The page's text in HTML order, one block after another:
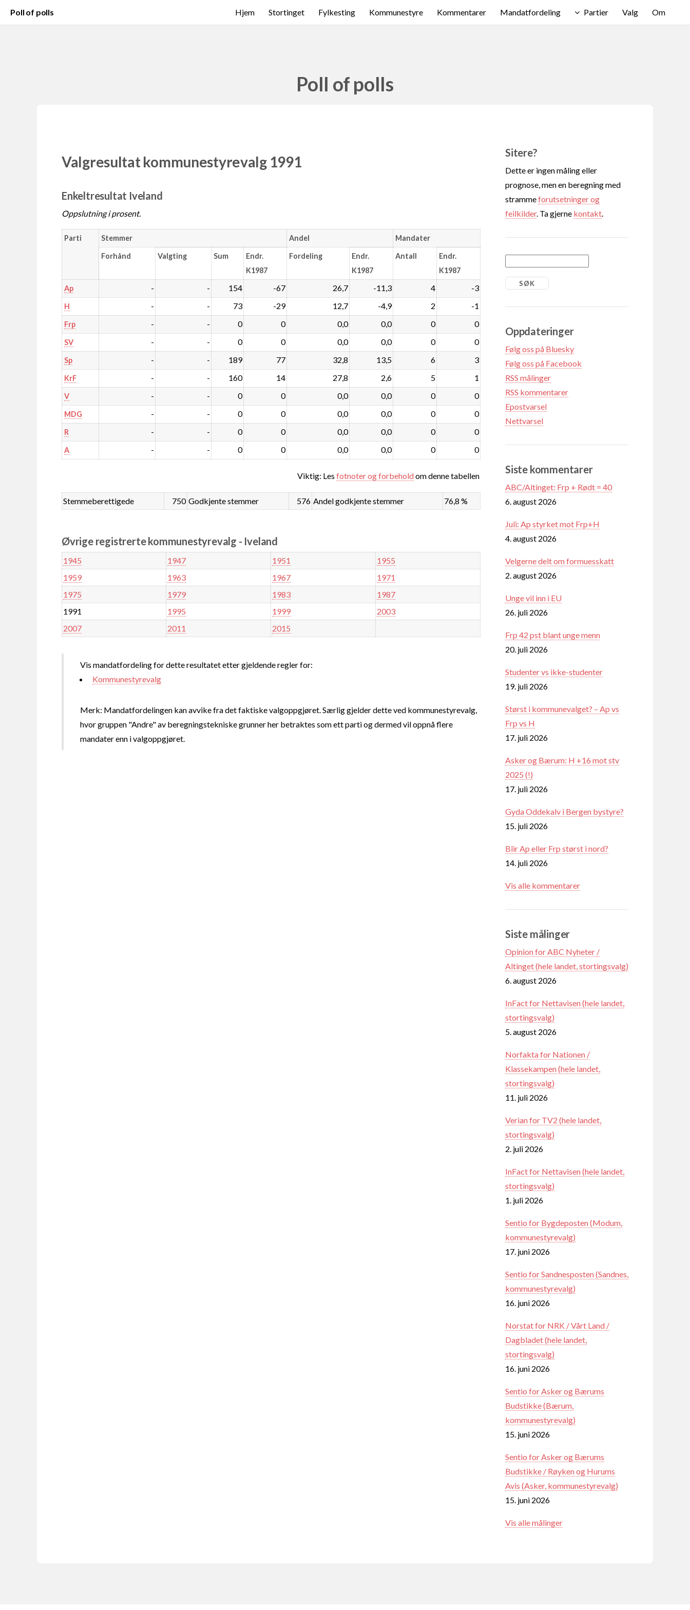
Poll of polls Hjem Stortinget Fylkesting Kommunestyre Kommentarer Mandatfordeling Partier Valg Om
Poll of polls
Valgresultat kommunestyrevalg 1991
Enkeltresultat Iveland
Oppslutning i prosent.
Parti Stemmer Andel Mandater
Forhånd Valgting Sum
Endr.
K1987
Fordeling
Endr.
K1987
Antall
Endr.
K1987
Ap - - 154 -67 26,7 -11,3 4 -3
H - - 73 -29 12,7 -4,9 2 -1
Frp - - 0 0 0,0 0,0 0 0
SV - - 0 0 0,0 0,0 0 0
Sp - - 189 77 32,8 13,5 6 3
KrF - - 160 14 27,8 2,6 5 1
V - - 0 0 0,0 0,0 0 0
MDG - - 0 0 0,0 0,0 0 0
R - - 0 0 0,0 0,0 0 0
A - - 0 0 0,0 0,0 0 0
Viktig: Les fotnoter og forbeholdom denne tabellen
Stemmeberettigede 750 Godkjente stemmer 576 Andel godkjente stemmer 76,8 %
Øvrige registrerte kommunestyrevalg - Iveland
1945 1947 1951
1955
1959
1963 1967
1971
1975
1979 1983
1987
1991
1995 1999
2003
2007
2011 2015
Vis mandatfordeling for dette resultatet etter gjeldende regler for:
Kommunestyrevalg
Merk: Mandatfordelingen kan avvike fra det faktiske valgoppgjøret. Særlig gjelder dette ved kommunestyrevalg,
hvor gruppen "Andre" av beregningstekniske grunner her betraktes som ett parti og dermed vil oppnå flere
mandater enn i valgoppgjøret.
Sitere?
Dette er ingen måling eller
prognose, men en beregning med
strammeforutsetninger og
feilkilder. Ta gjerne kontakt
Oppdateringer
Følg oss på Bluesky
Følg oss på Facebook
RSS målinger
RSS kommentarer
Epostvarsel
Nettvarsel
Siste kommentarer
ABC/Altinget: Frp + Rødt = 40
6. august 2026
Juli: Ap styrket mot Frp+H
4. august 2026
Velgerne delt om formuesskatt
2. august 2026
Unge vil inn i EU
26. juli 2026
Frp 42 pst blant unge menn
20. juli 2026
Studenter vs ikke-studenter
19. juli 2026
Størst i kommunevalget? – Ap vs
Frp vs H
17. juli 2026
Asker og Bærum: H +16 mot stv
2025 (!)
17. juli 2026
Gyda Oddekalv i Bergen bystyre?
15. juli 2026
Blir Ap eller Frp størst i nord?
14. juli 2026
Vis alle kommentarer
Siste målinger
Opinion for ABC Nyheter /
Altinget (hele landet, stortingsvalg)
6. august 2026
InFact for Nettavisen (hele landet,
stortingsvalg)
5. august 2026
Norfakta for Nationen /
Klassekampen (hele landet,
stortingsvalg)
11. juli 2026
Verian for TV2 (hele landet,
stortingsvalg)
2. juli 2026
InFact for Nettavisen (hele landet,
stortingsvalg)
1. juli 2026
Sentio for Bygdeposten (Modum,
kommunestyrevalg)
17. juni 2026
Sentio for Sandnesposten (Sandnes,
kommunestyrevalg)
16. juni 2026
Norstat for NRK / Vårt Land /
Dagbladet (hele landet,
stortingsvalg)
16. juni 2026
Sentio for Asker og Bærums
Budstikke (Bærum,
kommunestyrevalg)
15. juni 2026
Sentio for Asker og Bærums
Budstikke / Røyken og Hurums
Avis (Asker, kommunestyrevalg)
15. juni 2026
Vis alle målinger